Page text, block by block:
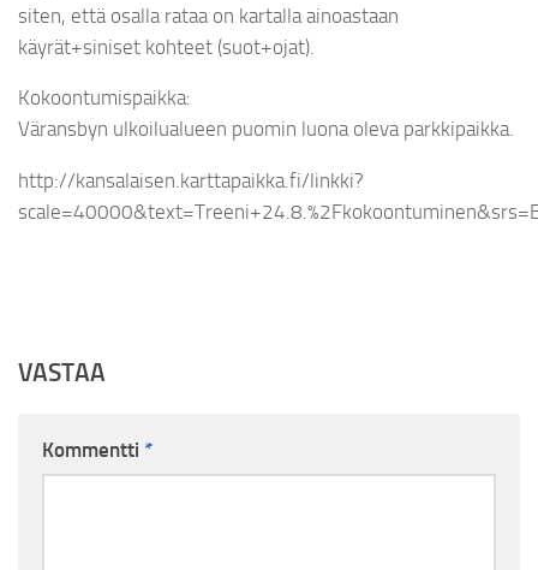
siten, että osalla rataa on kartalla ainoastaan
käyrät+siniset kohteet (suot+ojat).
Kokoontumispaikka:
Väransbyn ulkoilualueen puomin luona oleva parkkipaikka.
http://kansalaisen.karttapaikka.fi/linkki?
VASTAA
Kommentti *